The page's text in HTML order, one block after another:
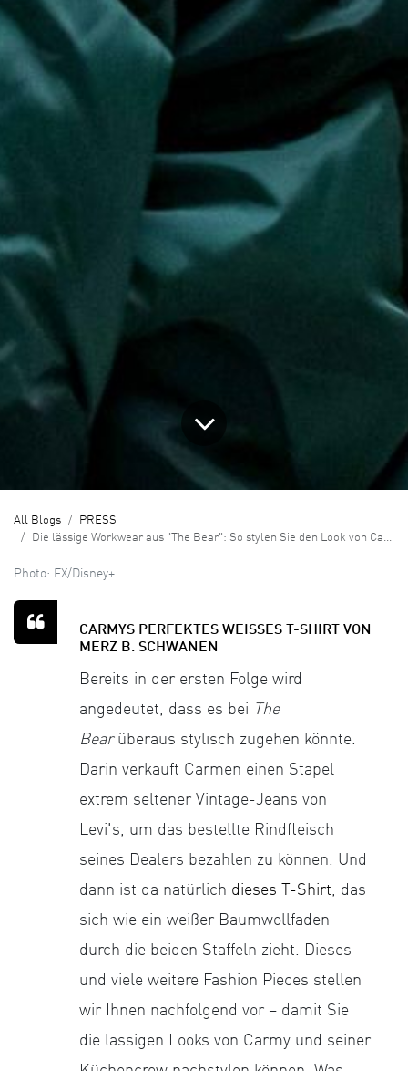
All Blogs
PRESS
Die lässige Workwear aus "The Bear": So stylen Sie den Look von Carmy und Co. nach
Photo: FX/Disney+
CARMYS PERFEKTES WEISSES T-SHIRT VON M
ERZ B. SCHWANEN
Bereits in der ersten Folge wird
angedeutet, dass es bei The
Bearüberaus stylisch zugehen könnte.
Darin verkauft Carmen einen Stapel
extrem seltener Vintage-Jeans von
Levi's, um das bestellte Rindfleisch
seines Dealers bezahlen zu können. Und
dann ist da natürlich dieses T-Shirt, das
sich wie ein weißer Baumwollfaden
durch die beiden Staffeln zieht. Dieses
und viele weitere Fashion Pieces stellen
wir Ihnen nachfolgend vor – damit Sie
die lässigen Looks von Carmy und seiner